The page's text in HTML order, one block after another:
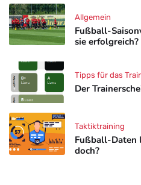
Fußball-
sie erfolgreich?
Allgemein
Der
Tipps für das
Fußball-Daten
doch?
Taktiktraining